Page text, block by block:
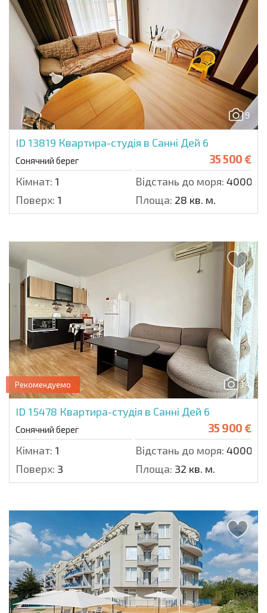
9
ID 13819 Квартира-студія в Санні Дей 6
Сонячний берег 35 500 €
Кімнат: 1 Відстань до моря: 4000 м.
Поверх: 1 Площа: 28 кв. м.
14
Рекомендуемо
ID 15478 Квартира-студія в Санні Дей 6
Сонячний берег 35 900 €
Кімнат: 1 Відстань до моря: 4000 м.
Поверх: 3 Площа: 32 кв. м.